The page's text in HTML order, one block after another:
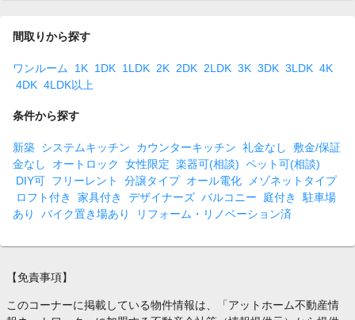
間取りから探す
ワンルーム 1K 1DK 1LDK 2K 2DK 2LDK 3K 3DK 3LDK 4K
4DK 4LDK以上
条件から探す
新築 システムキッチン カウンターキッチン 礼金なし
敷金/保証
金なし
オートロック 女性限定 楽器可(相談) ペット可(相談)
DIY可 フリーレント 分譲タイプ オール電化
メゾネットタイプ
ロフト付き
家具付き デザイナーズ バルコニー 庭付き
駐車場
あり
バイク置き場あり リフォーム・リノベーション済
【免責事項】
このコーナーに掲載している物件情報は、「アットホーム不動産情